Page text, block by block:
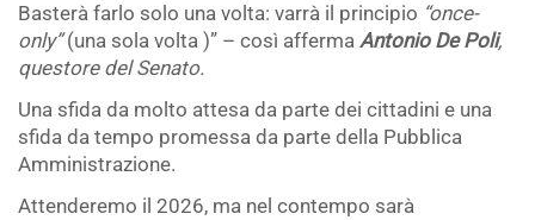
Basterà farlo solo una volta: varrà il principio “once-
only”(una sola volta )” – così afferma Antonio De Poli,
questore del Senato.
Una sfida da molto attesa da parte dei cittadini e una
sfida da tempo promessa da parte della Pubblica
Amministrazione.
Attenderemo il 2026, ma nel contempo sarà